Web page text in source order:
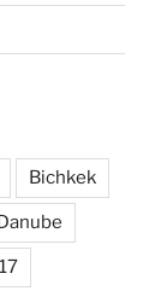
Bichkek
Danube